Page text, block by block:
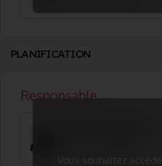
PLANIFICATION
Vous souhaitez